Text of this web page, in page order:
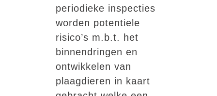
periodieke inspecties
worden potentiele
risico’s m.b.t. het
binnendringen en
ontwikkelen van
plaagdieren in kaart